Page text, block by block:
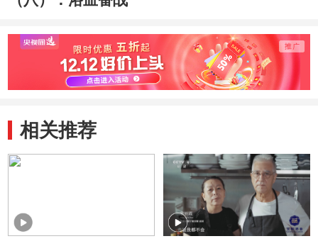
相关推荐